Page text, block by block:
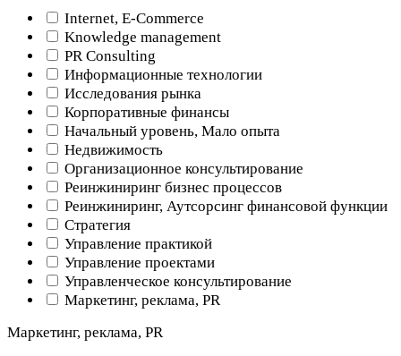
Internet, E-Commerce
Knowledge management
PR Consulting
Информационные технологии
Исследования рынка
Корпоративные финансы
Начальный уровень, Мало опыта
Недвижимость
Организационное консультирование
Реинжиниринг бизнес процессов
Реинжиниринг, Аутсорсинг финансовой функции
Стратегия
Управление практикой
Управление проектами
Управленческое консультирование
Маркетинг, реклама, PR
Маркетинг, реклама, PR